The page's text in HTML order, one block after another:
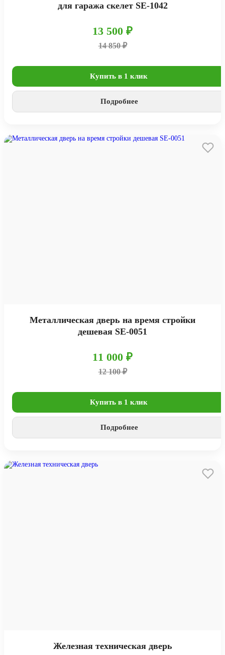
для гаража скелет SE-1042
13 500 ₽
14 850 ₽
Купить в 1 клик
Подробнее
Металлическая дверь на время стройки
дешевая SE-0051
11 000 ₽
12 100 ₽
Купить в 1 клик
Подробнее
Железная техническая дверь